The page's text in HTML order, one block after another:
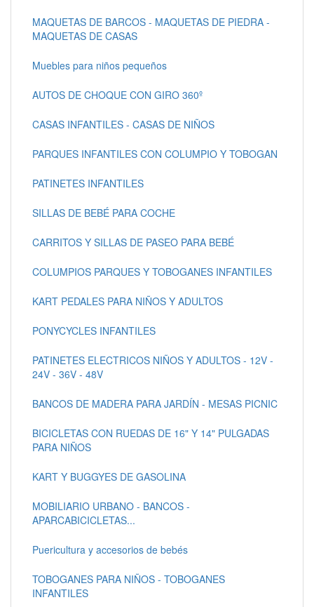
MAQUETAS DE BARCOS - MAQUETAS DE PIEDRA -
MAQUETAS DE CASAS
Muebles para niños pequeños
AUTOS DE CHOQUE CON GIRO 360º
CASAS INFANTILES - CASAS DE NIÑOS
PARQUES INFANTILES CON COLUMPIO Y TOBOGAN
PATINETES INFANTILES
SILLAS DE BEBÉ PARA COCHE
CARRITOS Y SILLAS DE PASEO PARA BEBÉ
COLUMPIOS PARQUES Y TOBOGANES INFANTILES
KART PEDALES PARA NIÑOS Y ADULTOS
PONYCYCLES INFANTILES
PATINETES ELECTRICOS NIÑOS Y ADULTOS - 12V -
24V - 36V - 48V
BANCOS DE MADERA PARA JARDÍN - MESAS PICNIC
BICICLETAS CON RUEDAS DE 16" Y 14" PULGADAS
PARA NIÑOS
KART Y BUGGYES DE GASOLINA
MOBILIARIO URBANO - BANCOS -
APARCABICICLETAS...
Puericultura y accesorios de bebés
TOBOGANES PARA NIÑOS - TOBOGANES
INFANTILES